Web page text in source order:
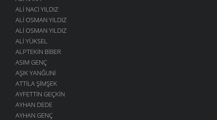
ALI NACI YILDIZ
ALI OSMAN YILDIZ
ALI OSMAN YILDIZ
ALI YÜKSEL
ALPTEKIN BIBER
ASIM GENÇ
AŞIK YANĞUNI
ATTILA ŞIMŞEK
AYFETTIN GEÇKIN
AYHAN DEDE
AYHAN GENÇ